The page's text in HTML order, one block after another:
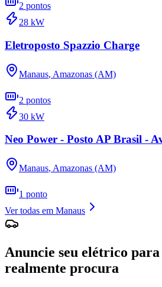
2 pontos
28 kW
Eletroposto Spazzio Charge
Manaus, Amazonas (AM)
2 pontos
30 kW
Neo Power - Posto AP Brasil -
Manaus, Amazonas (AM)
1 ponto
Ver todas em Manaus
Anuncie seu elétrico para
realmente procura